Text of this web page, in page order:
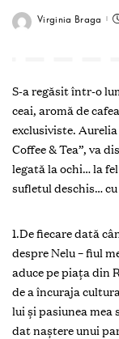
Virginia Braga
S-a regăsit într-o
ceai, aromă de
exclusiviste.
Coffee & Tea”, va
legată la ochi… la
sufletul deschis…
1.De fiecare dată
despre Nelu – fiul
aduce pe piața din
de a încuraja
lui și pasiunea mea
dat naștere unui